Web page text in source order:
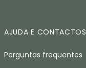
AJUDA E CONTACTOS
Perguntas frequentes